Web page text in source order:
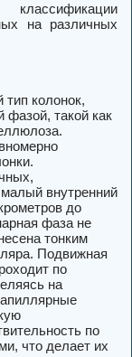
на различных
колонок,
фазой, такой как
внутренний
до
фаза не
тонким
Подвижная
по
на
по
что делает их